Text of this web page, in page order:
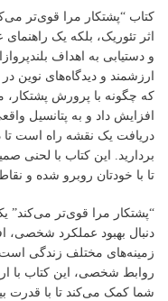
کتاب “پشتکار مرا قوی‌تر
اثر تئوریک، بلکه یک
و دستیابی به اهداف
ارزشمند و دیدگاه‌های نوین
که چگونه با پرورش پشتکار،
افزایش داد و به پتانسیل
دریافت یک نقشه راه است تا
بردارید. این کتاب با لحنی
تا با خودتان روبرو شده و
“پشتکار مرا قوی‌تر
دنبال بهبود عملکرد شخصی،
زمینه‌های مختلف زندگی
روابط شخصی، این کتاب با
شما کمک می‌کند تا با قدرت